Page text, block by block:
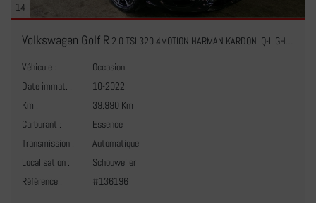
14
Volkswagen Golf R 2.0 TSI 320 4MOTION HARMAN KARDON IQ-LIGHT NAVI
Véhicule :
Occasion
Date immat. :
10-2022
Km :
39.990 Km
Carburant :
Essence
Transmission :
Automatique
Localisation :
Schouweiler
Référence :
#136196